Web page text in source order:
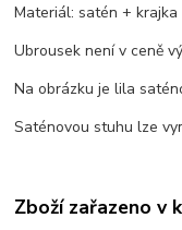
Materiál: satén + krajka
Ubrousek není v ceně
Na obrázku je lila
Saténovou stuhu lze
Zboží zařazeno v